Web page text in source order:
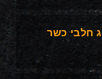
חלבי כשר